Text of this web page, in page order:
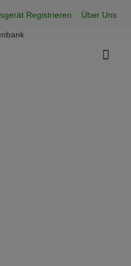
Registrieren Über Uns